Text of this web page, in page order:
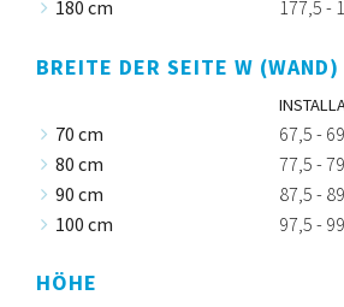
180 cm
177,5 -
BREITE DER SEITE W (WAND)
70 cm
67,5 -
80 cm
77,5 -
90 cm
87,5 -
100 cm
97,5 -
HÖHE